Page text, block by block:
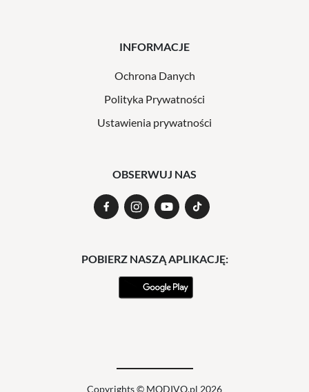
INFORMACJE
Ochrona Danych
Polityka Prywatności
Ustawienia prywatności
OBSERWUJ NAS
POBIERZ NASZĄ APLIKACJĘ:
Copyrights © MODIVO.pl 2026